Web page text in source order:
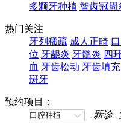
多颗牙种植 智齿冠周
热门关注
牙列稀疏 成人正畸
位 牙龈炎 牙髓炎 四
血 牙齿松动 牙齿填充
斑牙
预约项目：
新诊